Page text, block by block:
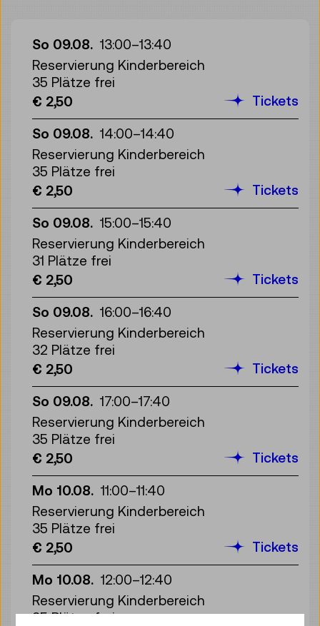
So 09.08. 13:00–13:40
Reservierung Kinderbereich
35 Plätze frei
€ 2,50
Tickets
So 09.08. 14:00–14:40
Reservierung Kinderbereich
35 Plätze frei
€ 2,50
Tickets
So 09.08. 15:00–15:40
Reservierung Kinderbereich
31 Plätze frei
€ 2,50
Tickets
So 09.08. 16:00–16:40
Reservierung Kinderbereich
32 Plätze frei
€ 2,50
Tickets
So 09.08. 17:00–17:40
Reservierung Kinderbereich
35 Plätze frei
€ 2,50
Tickets
Mo 10.08. 11:00–11:40
Reservierung Kinderbereich
35 Plätze frei
€ 2,50
Tickets
Mo 10.08. 12:00–12:40
Reservierung Kinderbereich
35 Plätze frei